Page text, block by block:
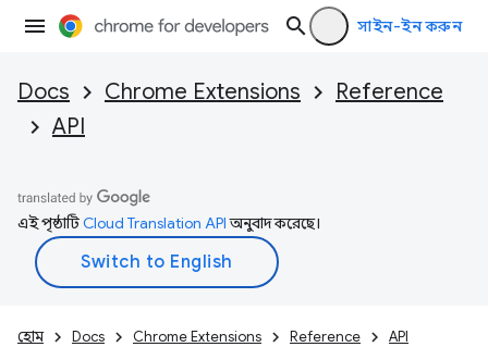
সাইন-ইন করুন
Docs Chrome Extensions
Reference
API
এই পৃষ্ঠাটিCloud Translation APIঅনুবাদ করেছে।
হোম Docs Chrome Extensions Reference API